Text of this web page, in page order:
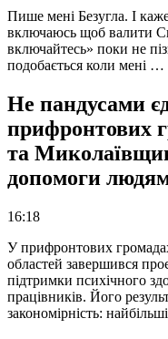
Пише мені Безугла. І
включаюсь щоб валити
включайтесь» поки не
подобається коли мені …
Не пандусами
прифронтових
та
допомоги
16:18
У прифронтових
областей завершився
підтримки психічного
працівників. Його
закономірність: